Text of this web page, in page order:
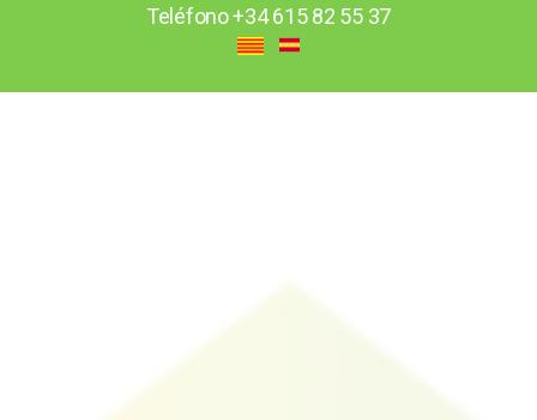
Teléfono+34 615 82 55 37